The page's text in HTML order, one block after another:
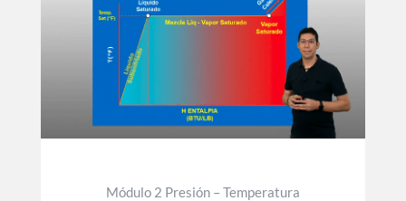
Módulo 2 Presión – Temperatura